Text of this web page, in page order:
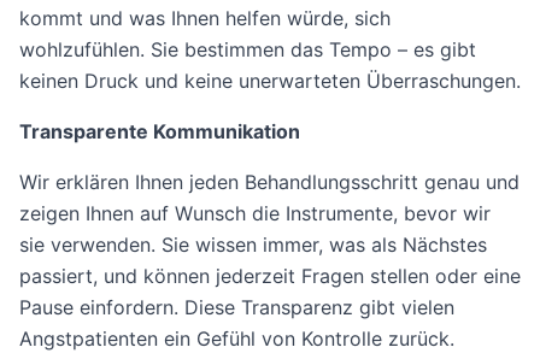
kommt und was Ihnen helfen würde, sich
wohlzufühlen. Sie bestimmen das Tempo – es gibt
keinen Druck und keine unerwarteten Überraschungen.
Transparente Kommunikation
Wir erklären Ihnen jeden Behandlungsschritt genau und
zeigen Ihnen auf Wunsch die Instrumente, bevor wir
sie verwenden. Sie wissen immer, was als Nächstes
passiert, und können jederzeit Fragen stellen oder eine
Pause einfordern. Diese Transparenz gibt vielen
Angstpatienten ein Gefühl von Kontrolle zurück.